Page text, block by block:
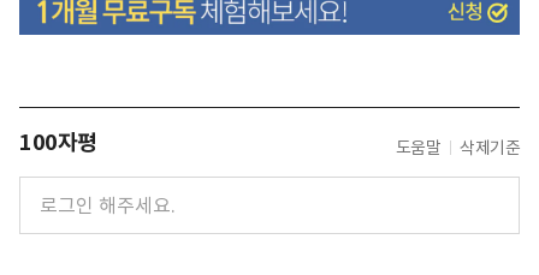
100자평 도움말 삭제기준